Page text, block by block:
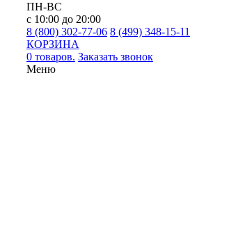
ПН-ВС
с 10:00 до 20:00
8 (800) 302-77-06 8 (499) 348-15-11
КОРЗИНА
0 товаров. Заказать звонок
Меню